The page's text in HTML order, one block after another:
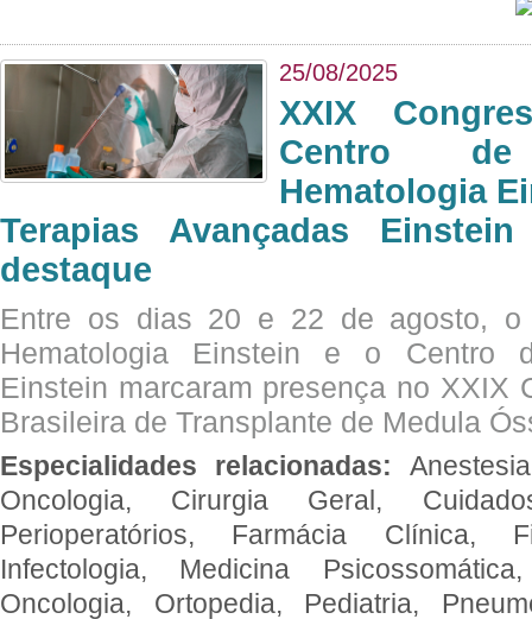
25/08/2025
XXIX
Centro
Hematologia
Terapias Avançadas
destaque
Entre os dias 20 e 22 de agosto, o
Hematologia Einstein e o Centro
Einstein marcaram presença no XXIX
Brasileira de Transplante de Medula
Especialidades relacionadas:
Oncologia, Cirurgia Geral,
Perioperatórios, Farmácia Clínica,
Infectologia, Medicina
Oncologia, Ortopedia, Pediatria,